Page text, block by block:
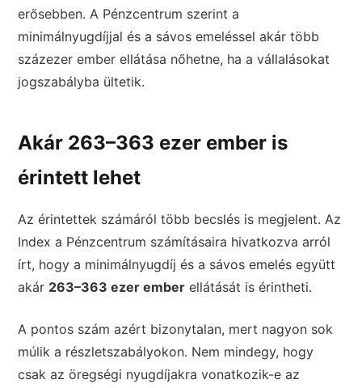
erősebben. A Pénzcentrum szerint a
minimálnyugdíjjal és a sávos emeléssel akár több
százezer ember ellátása nőhetne, ha a vállalásokat
jogszabályba ültetik.
Akár 263–363 ezer ember is
érintett lehet
Az érintettek számáról több becslés is megjelent. Az
Index a Pénzcentrum számításaira hivatkozva arról
írt, hogy a minimálnyugdíj és a sávos emelés együtt
akár 263–363 ezer ember ellátását is érintheti.
A pontos szám azért bizonytalan, mert nagyon sok
múlik a részletszabályokon. Nem mindegy, hogy
csak az öregségi nyugdíjakra vonatkozik-e az